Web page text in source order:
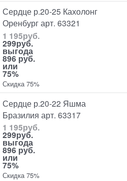
Сердце р.20-25 Кахолонг
Оренбург арт. 63321
1 195руб.
299руб.
выгода
896 руб.
или
75%
Скидка 75%
Сердце р.20-22 Яшма
Бразилия арт. 63317
1 195руб.
299руб.
выгода
896 руб.
или
75%
Скидка 75%